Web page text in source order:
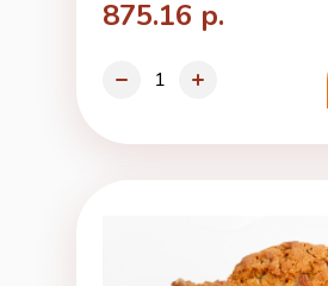
875.16 р.